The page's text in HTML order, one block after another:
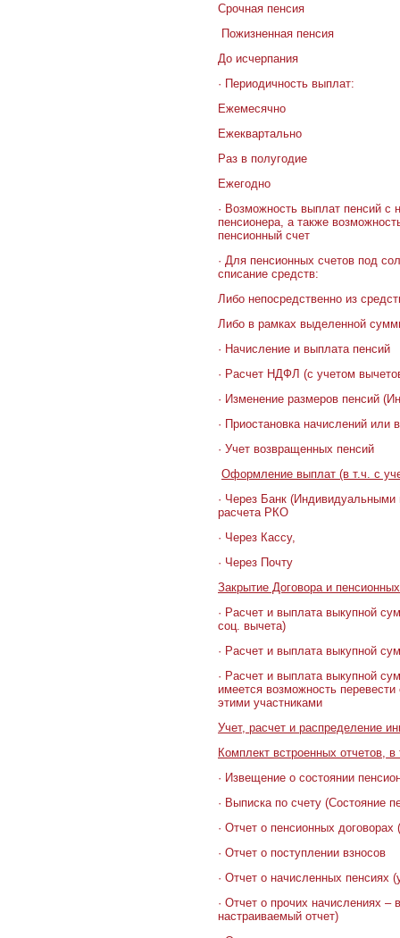
Срочная пенсия
Пожизненная пенсия
До исчерпания
· Периодичность выплат:
Ежемесячно
Ежеквартально
Раз в полугодие
Ежегодно
· Возможность выплат пенсий с
пенсионера, а также
пенсионный счет
· Для пенсионных счетов под
списание средств:
Либо непосредственно из
Либо в рамках выделенной
· Начисление и выплата пенсий
· Расчет НДФЛ (с учетом
· Изменение размеров пенсий
· Приостановка начислений или
· Учет возвращенных пенсий
Оформление выплат (в т.ч. с
· Через Банк
расчета РКО
· Через Кассу,
· Через Почту
Закрытие Договора и
· Расчет и выплата выкупной
соц. вычета)
· Расчет и выплата выкупной
· Расчет и выплата выкупной
имеется возможность
этими участниками
Учет, расчет и распределение
Комплект встроенных отчетов, в
· Извещение о состоянии
· Выписка по счету (Состояние
· Отчет о пенсионных договорах
· Отчет о поступлении взносов
· Отчет о начисленных пенсиях
· Отчет о прочих начислениях
настраиваемый отчет)